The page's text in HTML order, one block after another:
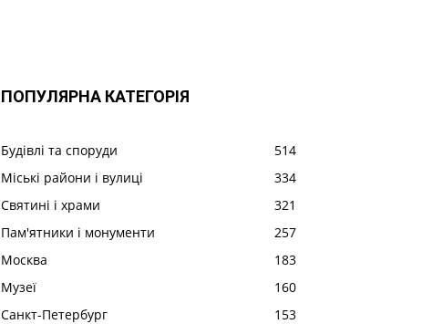
ПОПУЛЯРНА КАТЕГОРІЯ
Будівлі та споруди
514
Міські райони і вулиці
334
Святині і храми
321
Пам'ятники і монументи
257
Москва
183
Музеї
160
Санкт-Петербург
153